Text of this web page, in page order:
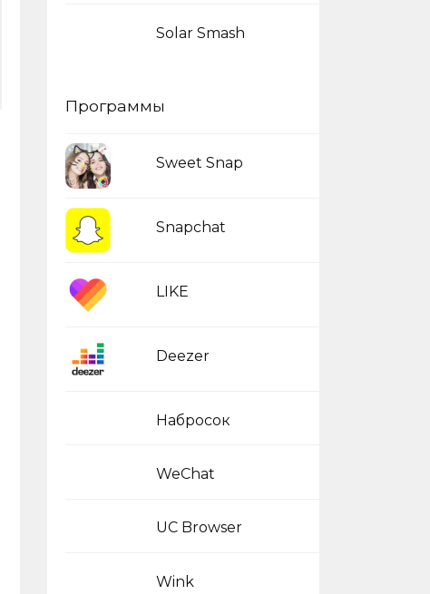
Solar Smash
Программы
Sweet Snap
Snapchat
LIKE
Deezer
Набросок
WeChat
UC Browser
Wink